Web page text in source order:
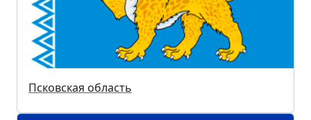
Псковская область